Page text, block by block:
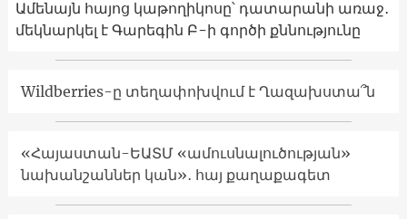
Ամենայն հայոց կաթողիկոսը՝ դատարանի առաջ․
մեկնարկել է Գարեգին Բ-ի գործի քննությունը
Wildberries-ը տեղափոխվում է Ղազախստա՞ն
«Հայաստան-ԵԱՏՄ «ամուսնալուծության»
նախանշաններ կան»․ հայ քաղաքագետ